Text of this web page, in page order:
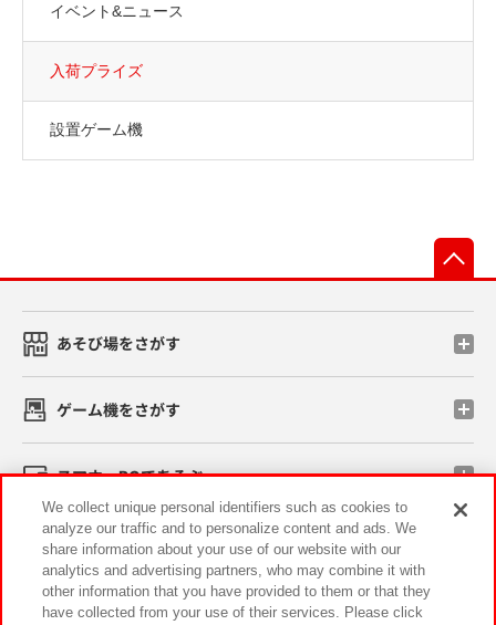
イベント&ニュース
入荷プライズ
設置ゲーム機
あそび場をさがす
ゲーム機をさがす
スマホ・PCであそぶ
イベント・キャンペーン
We collect unique personal identifiers such as cookies to
analyze our traffic and to personalize content and ads. We
share information about your use of our website with our
analytics and advertising partners, who may combine it with
other information that you have provided to them or that they
have collected from your use of their services. Please click